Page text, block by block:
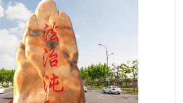
大型石雕
异型石材
刻字石